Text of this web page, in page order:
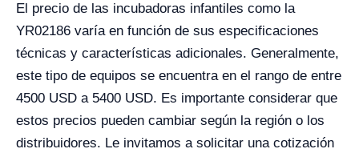
El precio de las incubadoras infantiles como la
YR02186 varía en función de sus especificaciones
técnicas y características adicionales. Generalmente,
este tipo de equipos se encuentra en el rango de entre
4500 USD a 5400 USD. Es importante considerar que
estos precios pueden cambiar según la región o los
distribuidores. Le invitamos a solicitar una cotización